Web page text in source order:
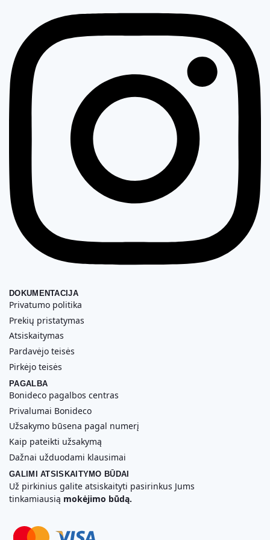
DOKUMENTACIJA
Privatumo politika
Prekių pristatymas
Atsiskaitymas
Pardavėjo teisės
Pirkėjo teisės
PAGALBA
Bonideco pagalbos centras
Privalumai Bonideco
Užsakymo būsena pagal numerį
Kaip pateikti užsakymą
Dažnai užduodami klausimai
GALIMI ATSISKAITYMO BŪDAI
Už pirkinius galite atsiskaityti pasirinkus Jums
tinkamiausią mokėjimo būdą.